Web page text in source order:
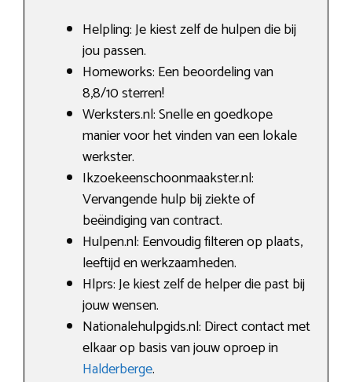
Helpling: Je kiest zelf de hulpen die bij
jou passen.
Homeworks: Een beoordeling van
8,8/10 sterren!
Werksters.nl: Snelle en goedkope
manier voor het vinden van een lokale
werkster.
Ikzoekeenschoonmaakster.nl:
Vervangende hulp bij ziekte of
beëindiging van contract.
Hulpen.nl: Eenvoudig filteren op plaats,
leeftijd en werkzaamheden.
Hlprs: Je kiest zelf de helper die past bij
jouw wensen.
Nationalehulpgids.nl: Direct contact met
elkaar op basis van jouw oproep in
Halderberge.